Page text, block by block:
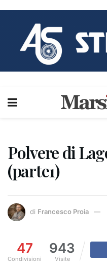
Polvere di
(parte1)
di Francesco Proia
47
Condivisioni
943
Visite